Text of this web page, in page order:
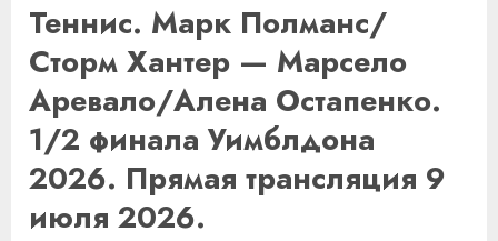
Теннис. Марк Полманс/
Сторм Хантер — Марсело
Аревало/Алена Остапенко.
1/2 финала Уимблдона
2026. Прямая трансляция 9
июля 2026.